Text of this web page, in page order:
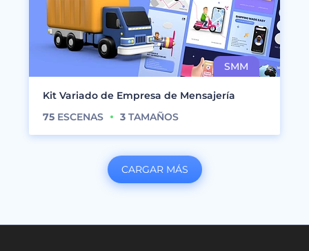
Kit Variado de Empresa de Mensajería
75 ESCENAS 3 TAMAÑOS
CARGAR MÁS